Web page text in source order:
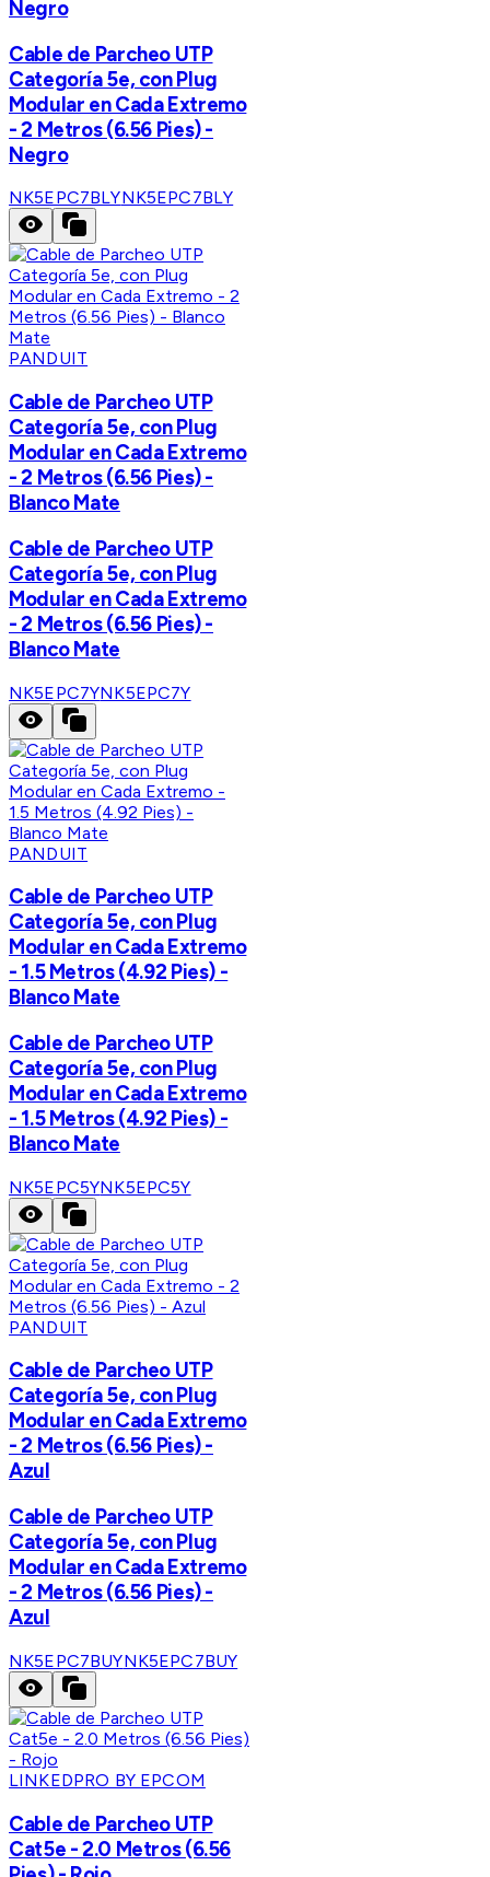
Negro
Cable de Parcheo UTP
Categoría 5e, con Plug
Modular en Cada Extremo
- 2 Metros (6.56 Pies) -
Negro
NK5EPC7BLYNK5EPC7BLY
PANDUIT
Cable de Parcheo UTP
Categoría 5e, con Plug
Modular en Cada Extremo
- 2 Metros (6.56 Pies) -
Blanco Mate
Cable de Parcheo UTP
Categoría 5e, con Plug
Modular en Cada Extremo
- 2 Metros (6.56 Pies) -
Blanco Mate
NK5EPC7YNK5EPC7Y
PANDUIT
Cable de Parcheo UTP
Categoría 5e, con Plug
Modular en Cada Extremo
- 1.5 Metros (4.92 Pies) -
Blanco Mate
Cable de Parcheo UTP
Categoría 5e, con Plug
Modular en Cada Extremo
- 1.5 Metros (4.92 Pies) -
Blanco Mate
NK5EPC5YNK5EPC5Y
PANDUIT
Cable de Parcheo UTP
Categoría 5e, con Plug
Modular en Cada Extremo
- 2 Metros (6.56 Pies) -
Azul
Cable de Parcheo UTP
Categoría 5e, con Plug
Modular en Cada Extremo
- 2 Metros (6.56 Pies) -
Azul
NK5EPC7BUYNK5EPC7BUY
LINKEDPRO BY EPCOM
Cable de Parcheo UTP
Cat5e - 2.0 Metros (6.56